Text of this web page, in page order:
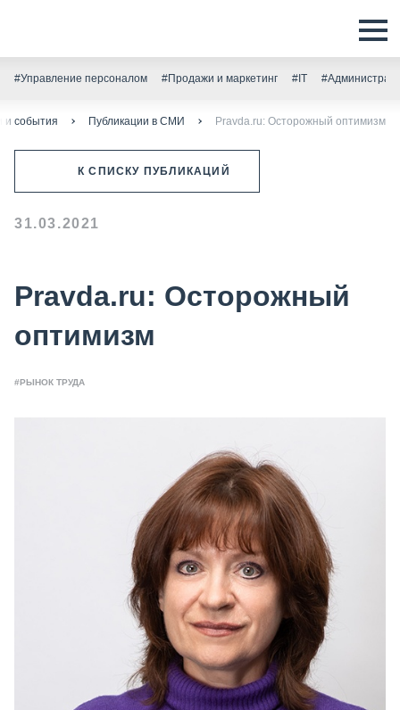
#Управление персоналом #Продажи и маркетинг #IT
и события Публикации в СМИ Pravda.ru: Осторожный оптимизм
К СПИСКУ ПУБЛИКАЦИЙ
31.03.2021
Pravda.ru: Осторожный
оптимизм
#РЫНОК ТРУДА